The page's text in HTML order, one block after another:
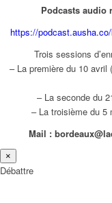
Podcasts audio
https://
Trois sessions
– La première du 10 avril
– La seconde du
– La troisième du 5
Mail :
×
Débattre